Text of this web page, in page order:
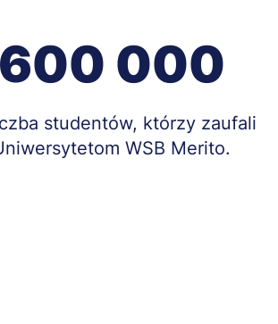
600 000
studentów, którzy zaufali
WSB Merito.